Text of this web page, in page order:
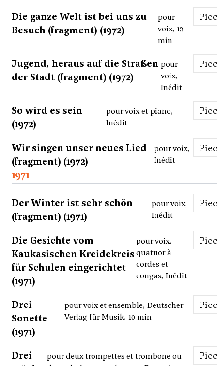
Die ganze Welt ist bei uns zu
Besuch (fragment) (1972)
pour
voix, 12
min
Jugend, heraus auf die Straßen
der Stadt (fragment) (1972)
pour
voix,
Inédit
So wird es sein
(1972)
pour voix et piano,
Inédit
Wir singen unser neues Lied
(fragment) (1972)
pour voix,
Inédit
1971
Der Winter ist sehr schön
(fragment) (1971)
pour voix,
Inédit
Die Gesichte vom
Kaukasischen Kreidekreis
für Schulen eingerichtet
(1971)
pour voix,
quatuor à
cordes et
congas, Inédit
Drei
Sonette
(1971)
pour voix et ensemble, Deutscher
Verlag für Musik, 10 min
Drei
pour deux trompettes et trombone ou